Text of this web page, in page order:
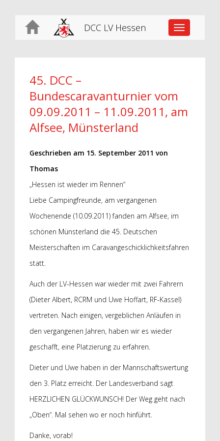
Toggle
DCC LV Hessen
45. DCC –
Bundescaravanturnier vom
09.09.2011 – 11.09.2011, am
Alfsee, Münsterland
Geschrieben am 15. September 2011 von
Thomas
„Hessen ist wieder im Rennen“
Liebe Campingfreunde, am vergangenen
Wochenende (10.09.2011) fanden am Alfsee, im
schönen Münsterland die 45. Deutschen
Meisterschaften im Caravangeschicklichkeitsfahren
statt.
Auch der LV-Hessen war wieder mit zwei Fahrern
(Dieter Albert, RCRM und Uwe Hoffart, RF-Kassel)
vertreten. Nach einigen, vergeblichen Anläufen in
den vergangenen Jahren, haben wir es wieder
geschafft, eine Platzierung zu erfahren.
Dieter und Uwe haben in der Mannschaftswertung
den 3. Platz erreicht. Der Landesverband sagt
HERZLICHEN GLÜCKWUNSCH! Der Weg geht nach
„Oben“. Mal sehen wo er noch hinführt.
Danke, vorab!